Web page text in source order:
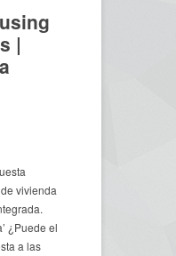
|
vivienda
¿Puede el
a las